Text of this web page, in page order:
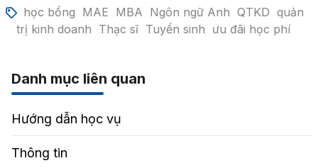
học bổng MAE MBA Ngôn ngữ Anh QTKD quản
trị kinh doanh Thạc sĩ Tuyển sinh ưu đãi học phí
Danh mục liên quan
Hướng dẫn học vụ
Thông tin